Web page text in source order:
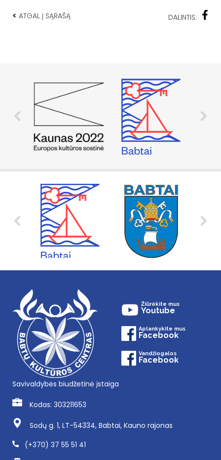
< ATGAL Į SĄRAŠĄ DALINTIS:
Žiūrėkite mus
Youtube
Aplankykite mus
Facebook
Vandžiogalos
Facebook
Savivaldybės biudžetinė įstaiga
Kodas: 303211653
Sodų g. 1, LT-54334, Babtai, Kauno rajonas
(+370) 37 55 51 41